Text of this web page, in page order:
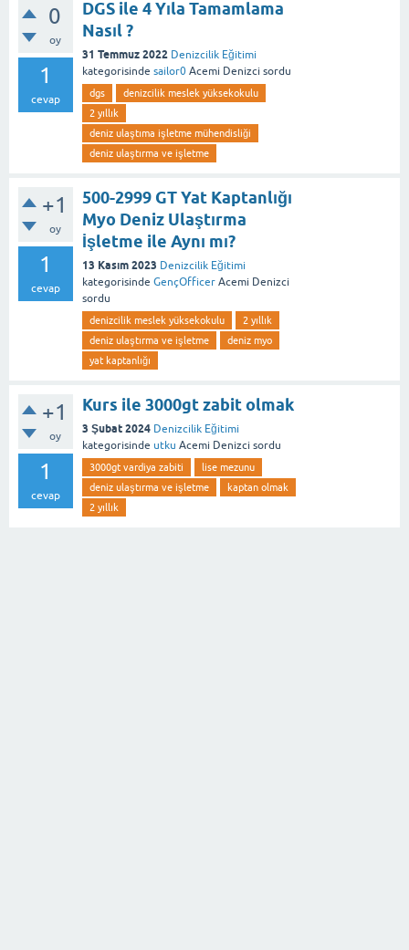
0
oy
1
cevap
DGS ile 4 Yıla Tamamlama
Nasıl ?
31 Temmuz 2022 Denizcilik Eğitimi
kategorisinde sailor0 Acemi Denizci sordu
dgs
denizcilik meslek yüksekokulu
2 yıllık
deniz ulaştıma işletme mühendisliği
deniz ulaştırma ve işletme
+1
oy
1
cevap
500-2999 GT Yat Kaptanlığı
Myo Deniz Ulaştırma
İşletme ile Aynı mı?
13 Kasım 2023 Denizcilik Eğitimi
kategorisinde GençOfficer Acemi Denizci
sordu
denizcilik meslek yüksekokulu
2 yıllık
deniz ulaştırma ve işletme
deniz myo
yat kaptanlığı
+1
oy
1
cevap
Kurs ile 3000gt zabit olmak
3 Şubat 2024 Denizcilik Eğitimi
kategorisinde utku Acemi Denizci sordu
3000gt vardiya zabiti
lise mezunu
deniz ulaştırma ve işletme
kaptan olmak
2 yıllık